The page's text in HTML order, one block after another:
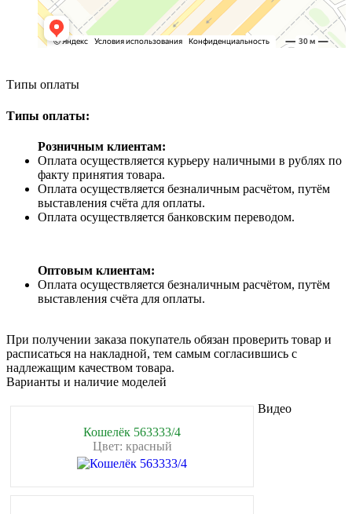
Типы оплаты
Типы оплаты:
Розничным клиентам:
Оплата осуществляется курьеру наличными в рублях по
факту принятия товара.
Оплата осуществляется безналичным расчётом, путём
выставления счёта для оплаты.
Оплата осуществляется банковским переводом.
Оптовым клиентам:
Оплата осуществляется безналичным расчётом, путём
выставления счёта для оплаты.
При получении заказа покупатель обязан проверить товар и
расписаться на накладной, тем самым согласившись с
надлежащим качеством товара.
Варианты и наличие моделей
Кошелёк 563333/4
Цвет: красный
Видео